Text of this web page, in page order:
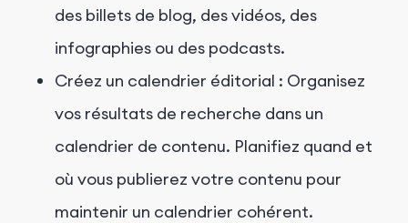
des billets de blog, des vidéos, des
infographies ou des podcasts.
Créez un calendrier éditorial : Organisez
vos résultats de recherche dans un
calendrier de contenu. Planifiez quand et
où vous publierez votre contenu pour
maintenir un calendrier cohérent.